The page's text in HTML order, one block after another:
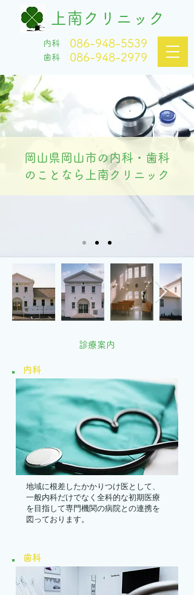
上南クリニック
内科
歯科
086-948-5539
086-948-2979
岡山県岡山市の内科・歯科
のことなら上南クリニック
診療案内
内科
地域に根差したかかりつけ医として、
一般内科だけでなく全科的な初期医療
を目指して専門機関の病院との連携を
図っております。
歯科